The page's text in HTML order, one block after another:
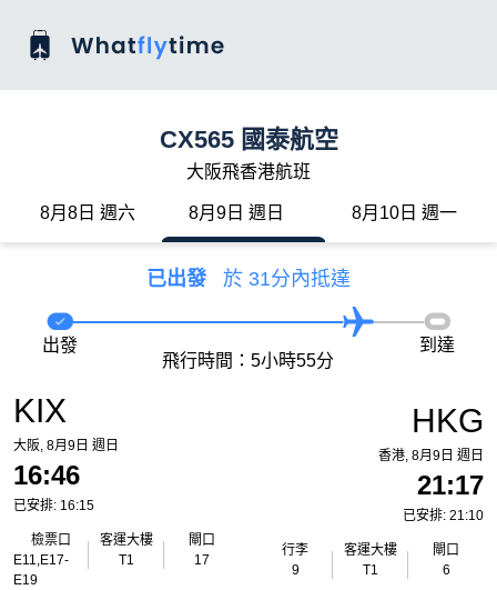
CX565 國泰航空
大阪飛香港航班
8月8日 週六 8月9日 週日 8月10日 週一
已出發 於 31分內抵達
KIX
大阪, 8月9日 週日
16:46
已安排: 16:15
檢票口
E11,E17-
E19
客運大樓
T1
閘口
17
出發
飛行時間：5小時55分
到達
HKG
香港, 8月9日 週日
21:17
已安排: 21:10
行李
9
客運大樓
T1
閘口
6